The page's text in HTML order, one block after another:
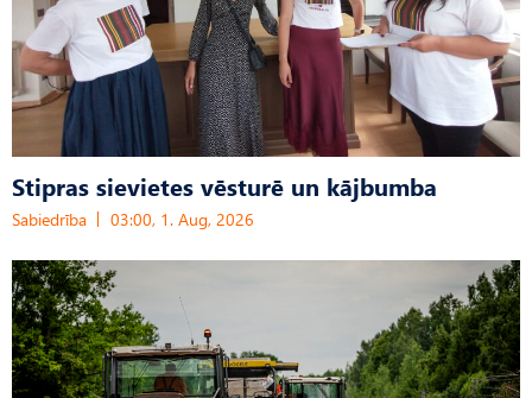
Stipras sievietes vēsturē un kājbumba
Sabiedrība 03:00, 1. Aug, 2026